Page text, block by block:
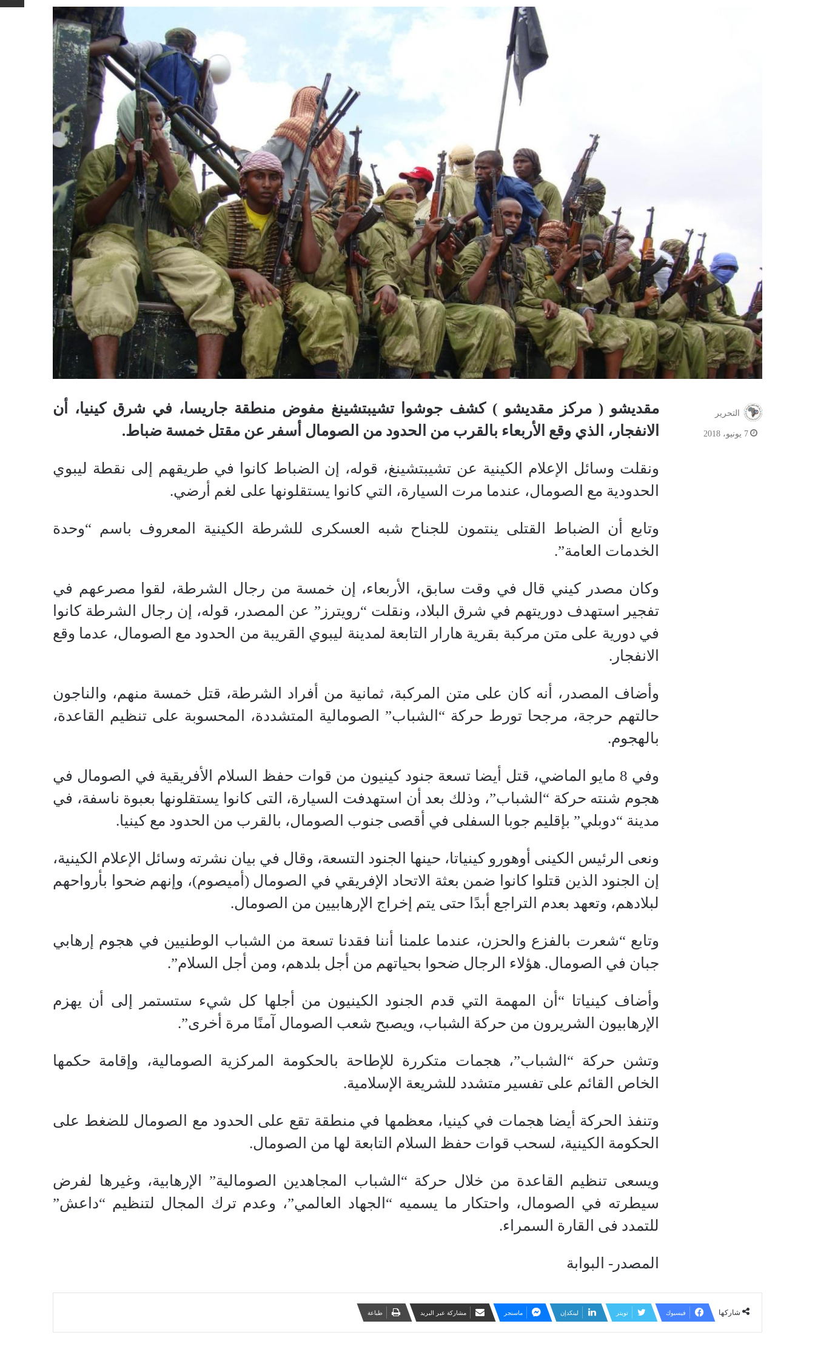
مقديشو ( مركز مقديشو ) كشف جوشوا تشيبتشينغ مفوض منطقة جاريسا، في شرق كينيا، أن
الانفجار، الذي وقع الأربعاء بالقرب من الحدود من الصومال أسفر عن مقتل خمسة ضباط.
ونقلت وسائل الإعلام الكينية عن تشيبتشينغ، قوله، إن الضباط كانوا في طريقهم إلى نقطة ليبوي
الحدودية مع الصومال، عندما مرت السيارة، التي كانوا يستقلونها على لغم أرضي.
وتابع أن الضباط القتلى ينتمون للجناح شبه العسكرى للشرطة الكينية المعروف باسم “وحدة
الخدمات العامة”.
وكان مصدر كيني قال في وقت سابق، الأربعاء، إن خمسة من رجال الشرطة، لقوا مصرعهم في
تفجير استهدف دوريتهم في شرق البلاد، ونقلت “رويترز” عن المصدر، قوله، إن رجال الشرطة كانوا
في دورية على متن مركبة بقرية هارار التابعة لمدينة ليبوي القريبة من الحدود مع الصومال، عدما وقع
الانفجار.
وأضاف المصدر، أنه كان على متن المركبة، ثمانية من أفراد الشرطة، قتل خمسة منهم، والناجون
حالتهم حرجة، مرجحا تورط حركة “الشباب” الصومالية المتشددة، المحسوبة على تنظيم القاعدة،
بالهجوم.
وفي 8 مايو الماضي، قتل أيضا تسعة جنود كينيون من قوات حفظ السلام الأفريقية في الصومال في
هجوم شنته حركة “الشباب”، وذلك بعد أن استهدفت السيارة، التى كانوا يستقلونها بعبوة ناسفة، في
مدينة “دوبلي” بإقليم جوبا السفلى في أقصى جنوب الصومال، بالقرب من الحدود مع كينيا.
ونعى الرئيس الكينى أوهورو كينياتا، حينها الجنود التسعة، وقال في بيان نشرته وسائل الإعلام الكينية،
إن الجنود الذين قتلوا كانوا ضمن بعثة الاتحاد الإفريقي في الصومال (أميصوم)، وإنهم ضحوا بأرواحهم
لبلادهم، وتعهد بعدم التراجع أبدًا حتى يتم إخراج الإرهابيين من الصومال.
وتابع “شعرت بالفزع والحزن، عندما علمنا أننا فقدنا تسعة من الشباب الوطنيين في هجوم إرهابي
جبان في الصومال. هؤلاء الرجال ضحوا بحياتهم من أجل بلدهم، ومن أجل السلام”.
وأضاف كينياتا “أن المهمة التي قدم الجنود الكينيون من أجلها كل شيء ستستمر إلى أن يهزم
الإرهابيون الشريرون من حركة الشباب، ويصبح شعب الصومال آمنًا مرة أخرى”.
وتشن حركة “الشباب”، هجمات متكررة للإطاحة بالحكومة المركزية الصومالية، وإقامة حكمها
الخاص القائم على تفسير متشدد للشريعة الإسلامية.
وتنفذ الحركة أيضا هجمات في كينيا، معظمها في منطقة تقع على الحدود مع الصومال للضغط على
الحكومة الكينية، لسحب قوات حفظ السلام التابعة لها من الصومال.
ويسعى تنظيم القاعدة من خلال حركة “الشباب المجاهدين الصومالية” الإرهابية، وغيرها لفرض
سيطرته في الصومال، واحتكار ما يسميه “الجهاد العالمي”، وعدم ترك المجال لتنظيم “داعش”
للتمدد فى القارة السمراء.
المصدر- البوابة
التحرير
7 يونيو، 2018
شاركها فيسبوك تويتر لينكدإن ماسنجر مشاركة عبر البريد طباعة